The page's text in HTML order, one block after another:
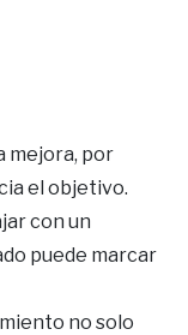
mejora, por
el objetivo.
con un
puede marcar
no solo